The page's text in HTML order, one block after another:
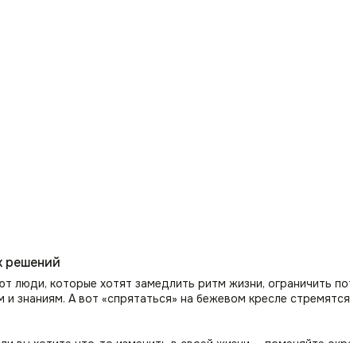
решений
люди, которые хотят замедлить ритм жизни, ограничить
А вот «спрятаться» на бежевом кресле